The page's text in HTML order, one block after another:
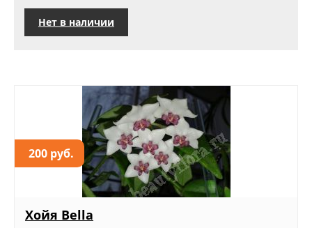
Нет в наличии
200 руб.
Хойя Bella